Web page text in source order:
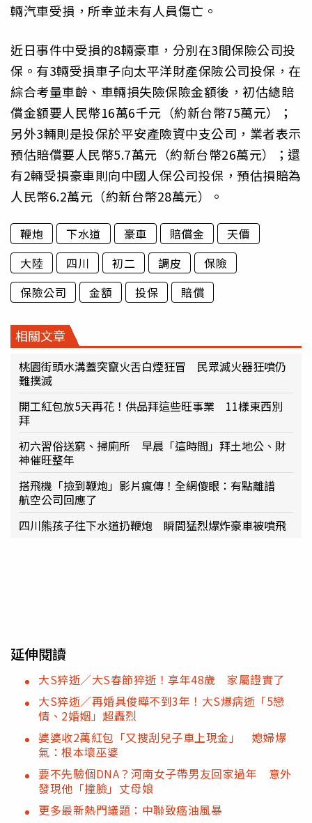
輛汽車受損，所幸並未有人員傷亡。
近日事件中受損的8輛豪車，分別在3間保險公司投
保。有3輛受損車子向太平洋財產保險公司投保，在
綜合考量車齡、車輛損失險保險金額後，初估總賠
償金額要人民幣16萬6千元（約新台幣75萬元）；
另外3輛則是投保於平安產險資中支公司，業者表示
預估賠償要人民幣5.7萬元（約新台幣26萬元）；還
有2輛受損豪車則向中國人保公司投保，預估損賠為
人民幣6.2萬元（約新台幣28萬元）。
鞭炮 下水道 豪車 賠償金
天價
大陸
四川 初二 調皮
保險
保險公司
金額 投保 賠償
相關文章
桃園街頭水溝蓋突竄火舌白煙狂冒 民眾滅火器狂噴仍
難撲滅
開工紅包放5天再花！供品拜這些旺事業 11樣東西別
拜
初六習俗送窮、掃廁所 早晨「這時間」拜土地公、財
神催旺整年
搭飛機「撿到鞭炮」影片瘋傳！全網傻眼：有點離譜
航空公司回應了
四川熊孩子往下水道扔鞭炮 瞬間猛烈爆炸豪車被噴飛
延伸閱讀
大S猝逝／大S春節猝逝！享年48歲 家屬證實了
大S猝逝／再婚具俊曄不到3年！大S爆病逝「5戀
情、2婚姻」超轟烈
婆婆收2萬紅包「又搜刮兒子車上現金」 媳婦爆
氣：根本壞巫婆
要不先驗個DNA？河南女子帶男友回家過年 意外
發現他「撞臉」丈母娘
更多最新熱門議題：中聯致癌油風暴